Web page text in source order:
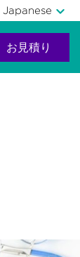
Japanese
お見積り